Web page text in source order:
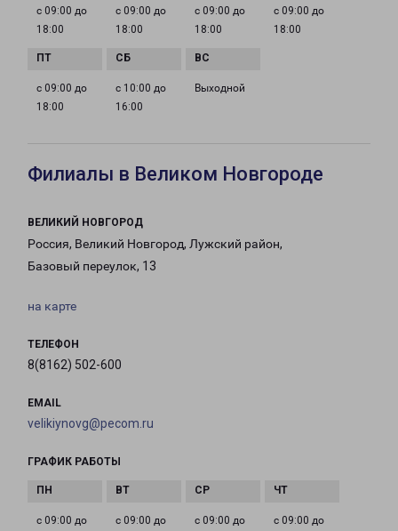
с 09:00 до
18:00
с 09:00 до
18:00
с 09:00 до
18:00
с 09:00 до
18:00
с 09:00 до
18:00
с 10:00 до
16:00
Выходной
Филиалы в Великом Новгороде
ВЕЛИКИЙ НОВГОРОД
Россия, Великий Новгород, Лужский район,
Базовый переулок, 13
на карте
ТЕЛЕФОН
8(8162) 502-600
EMAIL
velikiynovg@pecom.ru
ГРАФИК РАБОТЫ
с 09:00 до с 09:00 до с 09:00 до с 09:00 до